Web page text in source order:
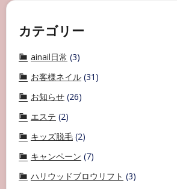
カテゴリー
ainail日常 (3)
お客様ネイル (31)
お知らせ (26)
エステ (2)
キッズ脱毛 (2)
キャンペーン (7)
ハリウッドブロウリフト (3)